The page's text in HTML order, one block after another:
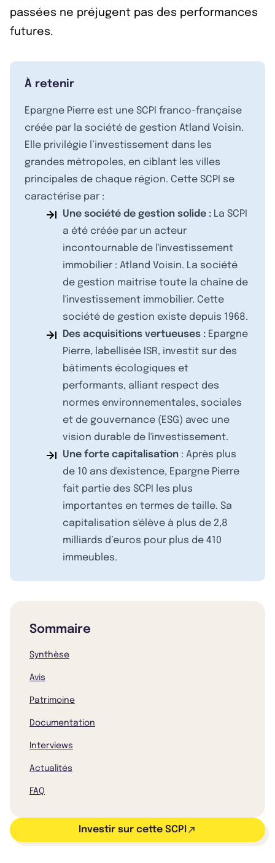
passées ne préjugent pas des performances
futures.
À retenir
Epargne Pierre est une SCPI franco-française
créée par la société de gestion Atland Voisin.
Elle privilégie l’investissement dans les
grandes métropoles, en ciblant les villes
principales de chaque région. Cette SCPI se
caractérise par :
Une société de gestion solide : La SCPI
a été créée par un acteur
incontournable de l'investissement
immobilier : Atland Voisin. La société
de gestion maitrise toute la chaîne de
l'investissement immobilier. Cette
société de gestion existe depuis 1968.
Des acquisitions vertueuses : Epargne
Pierre, labellisée ISR, investit sur des
bâtiments écologiques et
performants, alliant respect des
normes environnementales, sociales
et de gouvernance (ESG) avec une
vision durable de l'investissement.
Une forte capitalisation : Après plus
de 10 ans d'existence, Epargne Pierre
fait partie des SCPI les plus
importantes en termes de taille. Sa
capitalisation s'élève à plus de 2,8
milliards d’euros pour plus de 410
immeubles.
Sommaire
Synthèse
Avis
Patrimoine
Documentation
Interviews
Actualités
FAQ
Investir sur cette SCPI